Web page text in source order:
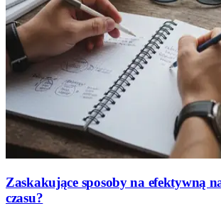
Zaskakujące sposoby na efektywną
czasu?